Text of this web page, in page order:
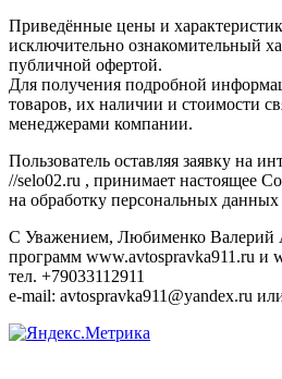
Приведённые цены и
исключительно ознакомительный
публичной офертой.
Для получения подробной
товаров, их наличии и стоимости
менеджерами компании.
Пользователь оставляя заявку на
//selo02.ru , принимает настоящее
на обработку персональных данных
С Уважением, Любименко Валерий
программ www.avtospravka911.ru и
тел. +79033112911
e-mail: avtospravka911@yandex.ru